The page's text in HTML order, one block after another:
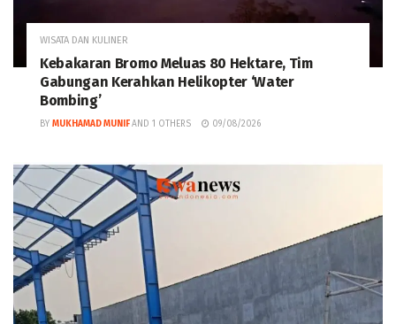
WISATA DAN KULINER
Kebakaran Bromo Meluas 80 Hektare, Tim
Gabungan Kerahkan Helikopter ‘Water
Bombing’
BY MUKHAMAD MUNIF AND 1 OTHERS 09/08/2026